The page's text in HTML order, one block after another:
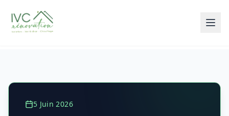
5 Juin 2026